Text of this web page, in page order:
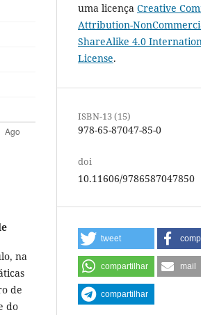
na
de
do
uma licença Creative
Attribution-
ShareAlike 4.0
License.
ISBN-13 (15)
978-65-87047-85-0
doi
10.11606/9786587047850
tweet
compartilhar mail
compartilhar